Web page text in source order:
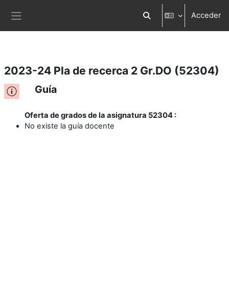
Salta al contenido principal Selector de búsqueda
Acceder
2023-24 Pla de recerca 2 Gr.DO (52304)
Guía
Oferta de grados de la asignatura 52304 :
No existe la guía docente